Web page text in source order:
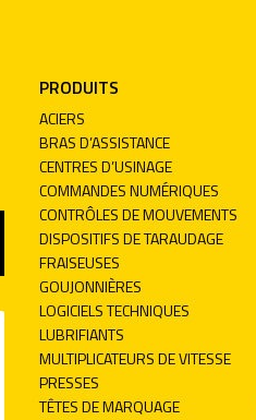
PRODUITS
ACIERS
BRAS D’ASSISTANCE
CENTRES D’USINAGE
COMMANDES NUMÉRIQUES
CONTRÔLES DE MOUVEMENTS
DISPOSITIFS DE TARAUDAGE
FRAISEUSES
GOUJONNIÈRES
LOGICIELS TECHNIQUES
LUBRIFIANTS
MULTIPLICATEURS DE VITESSE
PRESSES
TÊTES DE MARQUAGE